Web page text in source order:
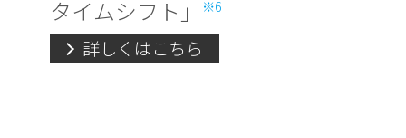
タイムシフト」
※6
詳しくはこちら